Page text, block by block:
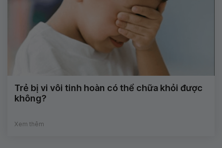
Trẻ bị vi vôi tinh hoàn có thể chữa khỏi được
không?
Xem thêm